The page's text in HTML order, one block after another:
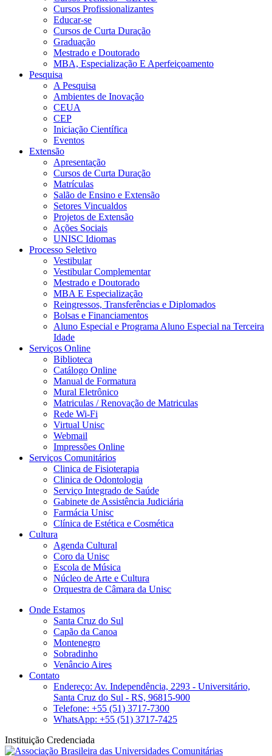
Cursos Profissionalizantes
Educar-se
Cursos de Curta Duração
Graduação
Mestrado e Doutorado
MBA, Especialização E Aperfeiçoamento
Pesquisa
A Pesquisa
Ambientes de Inovação
CEUA
CEP
Iniciação Científica
Eventos
Extensão
Apresentação
Cursos de Curta Duração
Matrículas
Salão de Ensino e Extensão
Setores Vincualdos
Projetos de Extensão
Ações Sociais
UNISC Idiomas
Processo Seletivo
Vestibular
Vestibular Complementar
Mestrado e Doutorado
MBA E Especialização
Reingressos, Transferências e Diplomados
Bolsas e Financiamentos
Aluno Especial e Programa Aluno Especial na Terceira
Idade
Serviços Online
Biblioteca
Catálogo Online
Manual de Formatura
Mural Eletrônico
Matriculas / Renovação de Matriculas
Rede Wi-Fi
Virtual Unisc
Webmail
Impressões Online
Serviços Comunitários
Clinica de Fisioterapia
Clinica de Odontologia
Serviço Integrado de Saúde
Gabinete de Assistência Judiciária
Farmácia Unisc
Clínica de Estética e Cosmética
Cultura
Agenda Cultural
Coro da Unisc
Escola de Música
Núcleo de Arte e Cultura
Orquestra de Câmara da Unisc
Onde Estamos
Santa Cruz do Sul
Capão da Canoa
Montenegro
Sobradinho
Venâncio Aires
Contato
Endereço: Av. Independência, 2293 - Universitário,
Santa Cruz do Sul - RS, 96815-900
Telefone: +55 (51) 3717-7300
WhatsApp: +55 (51) 3717-7425
Instituição Credenciada